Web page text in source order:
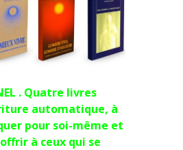
. Quatre livres
automatique, à
pour soi-même et
à ceux qui se